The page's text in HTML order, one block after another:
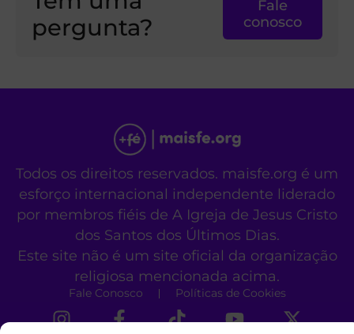
pergunta?
Fale
conosco
Todos os direitos reservados. maisfe.org é um
esforço internacional independente liderado
por membros fiéis de A Igreja de Jesus Cristo
dos Santos dos Últimos Dias.
Este site não é um site oficial da organização
religiosa mencionada acima.
Fale Conosco Políticas de Cookies